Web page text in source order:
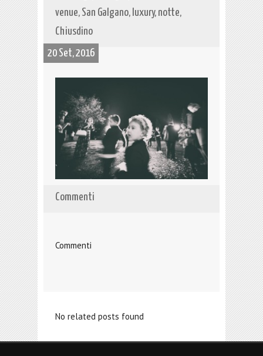
venue, San Galgano, luxury, notte,
Chiusdino
20 Set, 2016
Commenti
Commenti
No related posts found